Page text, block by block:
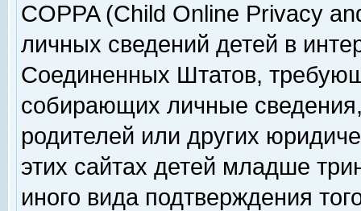
COPPA (Child Online Privacy
личных сведений детей в
Соединенных Штатов,
собирающих личные
родителей или других
этих сайтах детей младше
иного вида подтверждения